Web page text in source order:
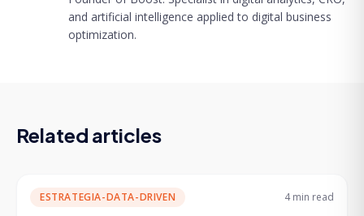
and artificial intelligence applied to digital business
optimization.
Related articles
ESTRATEGIA-DATA-DRIVEN 4 min read